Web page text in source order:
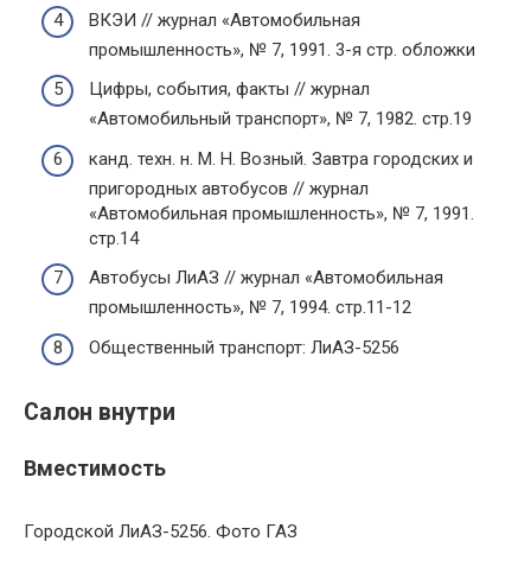
ВКЭИ // журнал «Автомобильная
промышленность», № 7, 1991. 3-я стр. обложки
Цифры, события, факты // журнал
«Автомобильный транспорт», № 7, 1982. стр.19
канд. техн. н. М. Н. Возный. Завтра городских и
пригородных автобусов // журнал
«Автомобильная промышленность», № 7, 1991.
стр.14
Автобусы ЛиАЗ // журнал «Автомобильная
промышленность», № 7, 1994. стр.11-12
Общественный транспорт: ЛиАЗ-5256
Салон внутри
Вместимость
Городской ЛиАЗ-5256. Фото ГАЗ